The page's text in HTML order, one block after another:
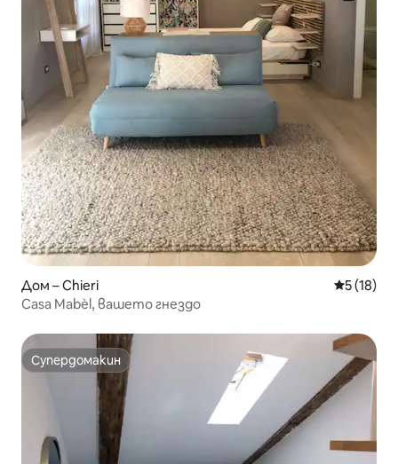
Дом – Chieri Средна
5 (18)
Casa Mabèl, вашето гнездо
Супердомакин
Супердомакин